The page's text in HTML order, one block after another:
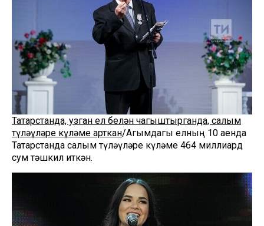
Татарстанда, узган ел белән чагыштырганда, салым
түләүләре күләме арткан/Агымдагы елның 10 аенда
Татарстанда салым түләүләре күләме 464 миллиард
сум тәшкил иткән.